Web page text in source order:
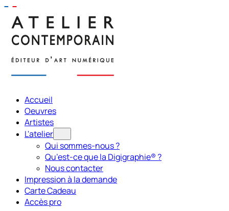
Accueil
Oeuvres
Artistes
L'atelier
Qui sommes-nous ?
Qu’est-ce que la Digigraphie® ?
Nous contacter
Impression à la demande
Carte Cadeau
Accès pro